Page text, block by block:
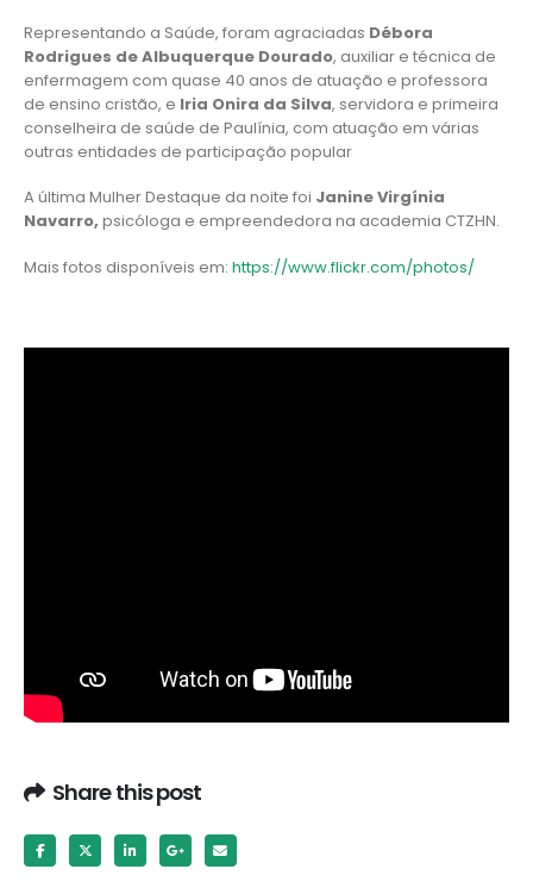
Representando a Saúde, foram agraciadas Débora
Rodrigues de Albuquerque Dourado, auxiliar e técnica de
enfermagem com quase 40 anos de atuação e professora
de ensino cristão, e Iria Onira da Silva, servidora e primeira
conselheira de saúde de Paulínia, com atuação em várias
outras entidades de participação popular
A última Mulher Destaque da noite foi Janine Virgínia
Navarro, psicóloga e empreendedora na academia CTZHN.
Mais fotos disponíveis em: https://www.flickr.com/photos/
Share this post